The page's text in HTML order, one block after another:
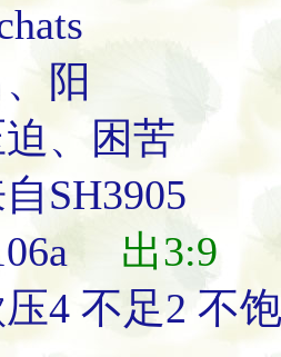
阳
、困苦
SH3905
出3:9
4 不足2 不